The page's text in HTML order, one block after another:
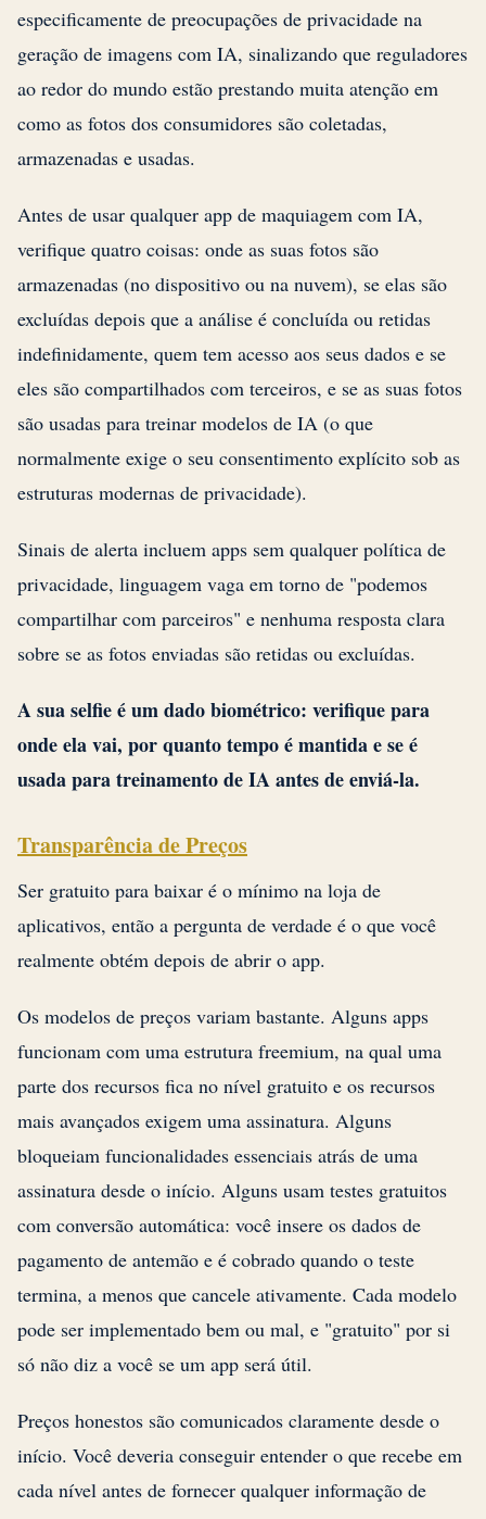
especificamente de preocupações de privacidade na
geração de imagens com IA, sinalizando que reguladores
ao redor do mundo estão prestando muita atenção em
como as fotos dos consumidores são coletadas,
armazenadas e usadas.
Antes de usar qualquer app de maquiagem com IA,
verifique quatro coisas: onde as suas fotos são
armazenadas (no dispositivo ou na nuvem), se elas são
excluídas depois que a análise é concluída ou retidas
indefinidamente, quem tem acesso aos seus dados e se
eles são compartilhados com terceiros, e se as suas fotos
são usadas para treinar modelos de IA (o que
normalmente exige o seu consentimento explícito sob as
estruturas modernas de privacidade).
Sinais de alerta incluem apps sem qualquer política de
privacidade, linguagem vaga em torno de "podemos
compartilhar com parceiros" e nenhuma resposta clara
sobre se as fotos enviadas são retidas ou excluídas.
A sua selfie é um dado biométrico: verifique para
onde ela vai, por quanto tempo é mantida e se é
usada para treinamento de IA antes de enviá-la.
Transparência de Preços
Ser gratuito para baixar é o mínimo na loja de
aplicativos, então a pergunta de verdade é o que você
realmente obtém depois de abrir o app.
Os modelos de preços variam bastante. Alguns apps
funcionam com uma estrutura freemium, na qual uma
parte dos recursos fica no nível gratuito e os recursos
mais avançados exigem uma assinatura. Alguns
bloqueiam funcionalidades essenciais atrás de uma
assinatura desde o início. Alguns usam testes gratuitos
com conversão automática: você insere os dados de
pagamento de antemão e é cobrado quando o teste
termina, a menos que cancele ativamente. Cada modelo
pode ser implementado bem ou mal, e "gratuito" por si
só não diz a você se um app será útil.
Preços honestos são comunicados claramente desde o
início. Você deveria conseguir entender o que recebe em
cada nível antes de fornecer qualquer informação de